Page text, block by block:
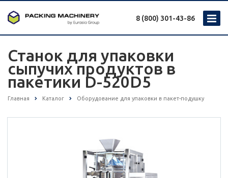
8 (800) 301-43-86
Станок для упаковки
сыпучих продуктов в
пакетики D-520D5
Главная Каталог Оборудование для упаковки в пакет-подушку